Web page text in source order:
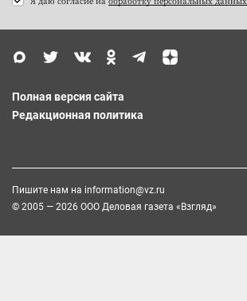
Полная версия сайта
Редакционная политика
Пишите нам на information@vz.ru
© 2005 — 2026 ООО Деловая газета «Взгляд»